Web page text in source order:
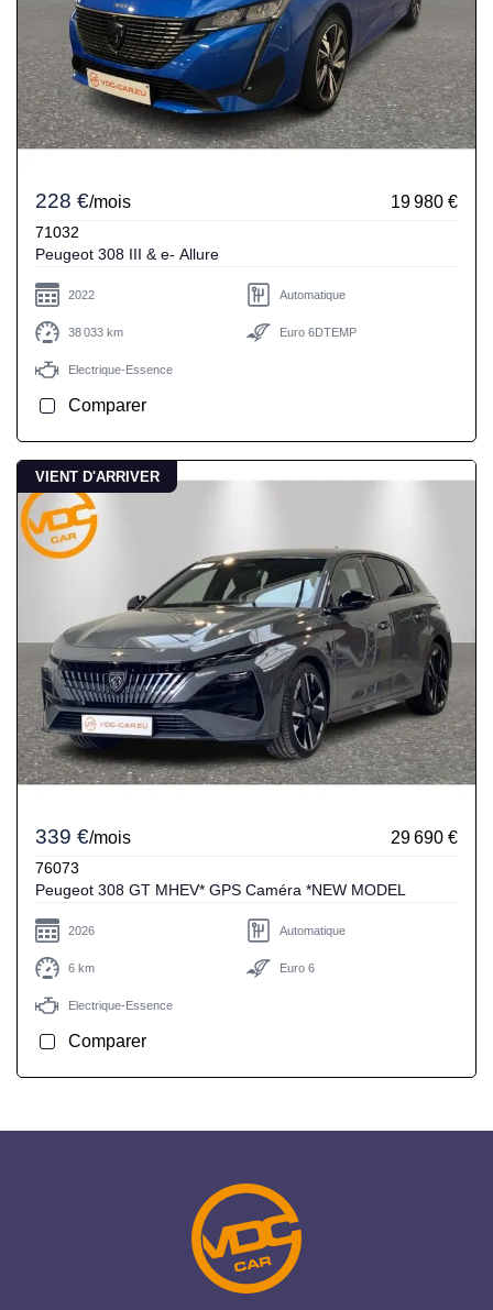
228 €/mois 19 980 €
71032
Peugeot 308 III & e- Allure
2022 Automatique
38 033 km Euro 6DTEMP
Electrique-Essence
Comparer
VIENT D'ARRIVER
339 €/mois 29 690 €
76073
Peugeot 308 GT MHEV* GPS Caméra *NEW MODEL
2026 Automatique
6 km Euro 6
Electrique-Essence
Comparer